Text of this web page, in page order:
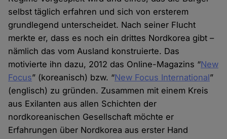
selbst täglich erfahren und sich von ersterem
grundlegend unterscheidet. Nach seiner Flucht
merkte er, dass es noch ein drittes Nordkorea gibt –
nämlich das vom Ausland konstruierte. Das
motivierte ihn dazu, 2012 das Online-Magazins “New
Focus” (koreanisch) bzw. “New Focus International”
(englisch) zu gründen. Zusammen mit einem Kreis
aus Exilanten aus allen Schichten der
nordkoreanischen Gesellschaft möchte er
Erfahrungen über Nordkorea aus erster Hand